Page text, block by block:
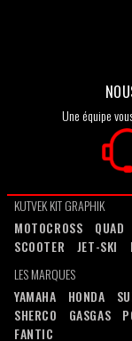
Une équipe
KUTVEK KIT GRAPHIK
MOTOCROSS
QUAD
SCOOTER
JET-SKI
LES MARQUES
YAMAHA
HONDA
SHERCO
GASGAS
FANTIC